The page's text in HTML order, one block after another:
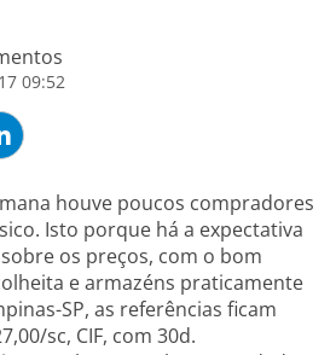
09:52
houve poucos compradores
Isto porque há a expectativa
os preços, com o bom
e armazéns praticamente
SP, as referências ficam
sc, CIF, com 30d.